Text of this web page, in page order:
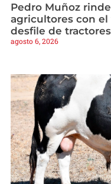
Pedro Muñoz
agricultores con
desfile de
agosto 6, 2026